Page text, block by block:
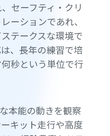
セーフティ・クリ
ーションであれ、
テークスな環境で
、長年の練習で培
秒という単位で行
本能の動きを観察
キット走行や高度